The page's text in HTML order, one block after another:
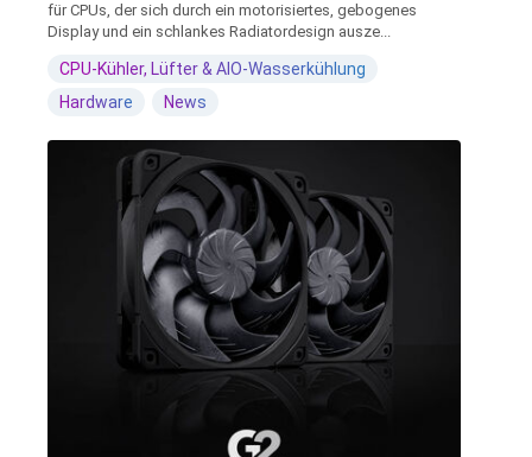
für CPUs, der sich durch ein motorisiertes, gebogenes
Display und ein schlankes Radiatordesign ausze...
CPU-Kühler, Lüfter & AIO-Wasserkühlung
Hardware
News